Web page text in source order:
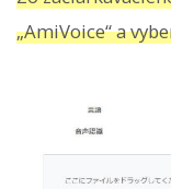
„AmiVoice“ a